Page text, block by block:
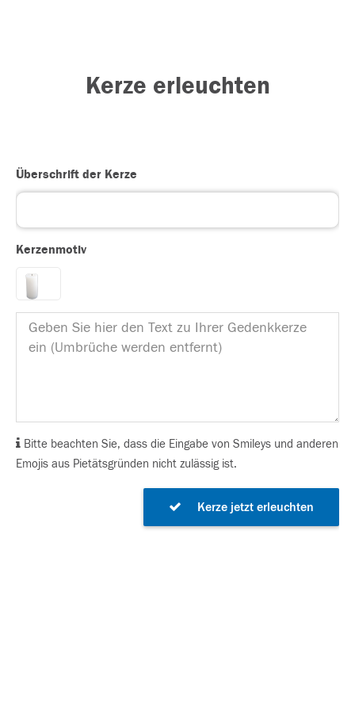
Kerze erleuchten
Überschrift der Kerze
Kerzenmotiv
Bitte beachten Sie, dass die Eingabe von Smileys und anderen
Emojis aus Pietätsgründen nicht zulässig ist.
Kerze jetzt erleuchten